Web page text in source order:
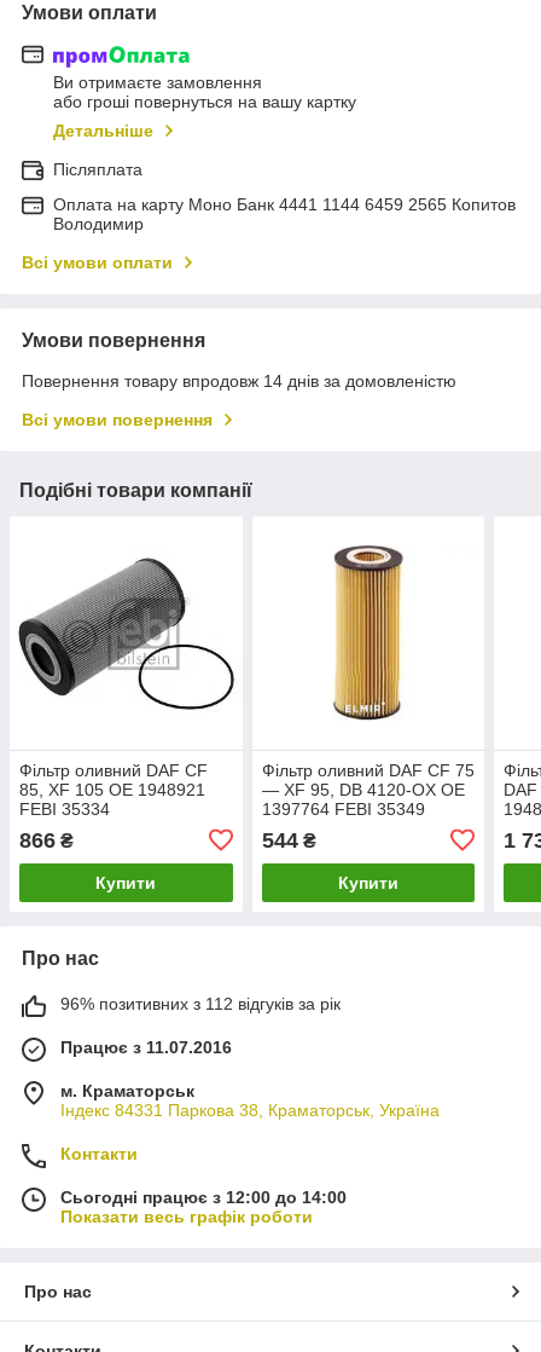
Умови оплати
Ви отримаєте замовлення
або гроші повернуться на вашу картку
Детальніше
Післяплата
Оплата на карту Моно Банк 4441 1144 6459 2565 Копитов
Володимир
Всі умови оплати
Умови повернення
Повернення товару впродовж 14 днів за домовленістю
Всі умови повернення
Подібні товари компанії
Фільтр оливний DAF CF
85, XF 105 OE 1948921
FEBI 35334
866 ₴
Купити
Фільтр оливний DAF CF 75
— XF 95, DB 4120-OX ОЕ
1397764 FEBI 35349
544₴
Купити
1
Про нас
96% позитивних з 112 відгуків за рік
Працює з 11.07.2016
м. Краматорськ
Індекс 84331 Паркова 38, Краматорськ, Україна
Контакти
Сьогодні працює з 12:00 до 14:00
Показати весь графік роботи
Про нас